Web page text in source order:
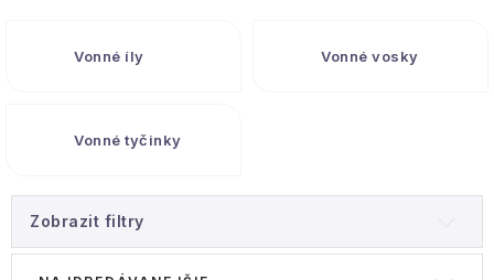
Bytové vône
Domácnosť
Vonné íly Vonné vosky
Vonné tyčinky
Zobrazit filtry